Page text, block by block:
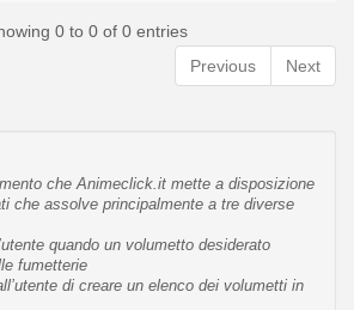
0 to 0 of 0 entries
Previous
Next
che Animeclick.it mette a disposizione
che assolve principalmente a tre diverse
quando un volumetto desiderato
fumetterie
di creare un elenco dei volumetti in